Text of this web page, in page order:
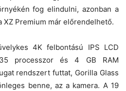
fog elindulni, azonban a
XZ Premium már előrendelhető.
4K felbontású IPS LCD
processzor és 4 GB RAM
rendszert futtat, Gorilla Glass
benne, az a kamera. A 19